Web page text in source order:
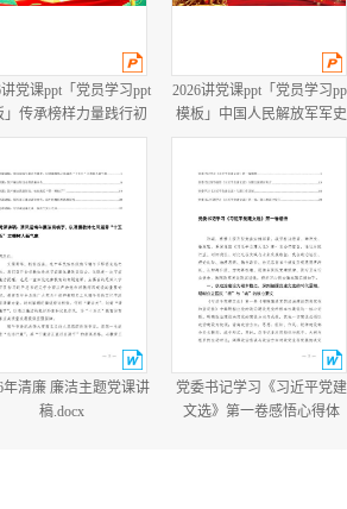
讲党课ppt「党员学习ppt
」传承榜样力量践行初
命PP学习“七一勋章”获
整内容」.pptx
2026讲党课ppt「党员学习
模板」中国人民解放军军史
建军99周年八一建军节国防
整内容】.pptx
年清廉 廉洁主题党课讲
稿.docx
党委书记学习《习近平党建
文选》第一卷感悟心得体